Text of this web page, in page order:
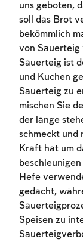
uns geboten,
soll das Brot
bekömmlich
von Sauerteig
Sauerteig ist
und Kuchen
Sauerteig zu
mischen Sie
der lange
schmeckt und
Kraft hat um
Hefe
gedacht,
Speisen zu
To mark
to create